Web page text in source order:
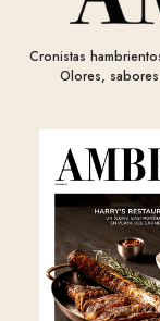
Cronistas
Olores,